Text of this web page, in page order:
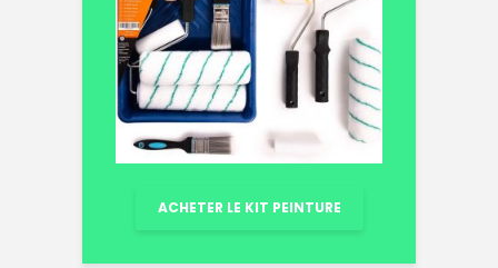
ACHETER LE KIT PEINTURE